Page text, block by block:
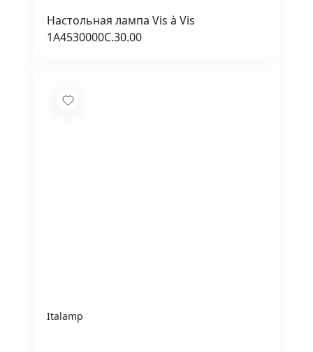
Настольная лампа Vis à Vis
1A4530000C.30.00
Italamp